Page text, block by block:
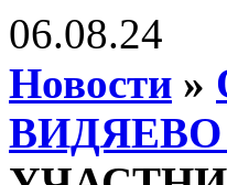
06.08.24
Новости »
ВИДЯЕВО